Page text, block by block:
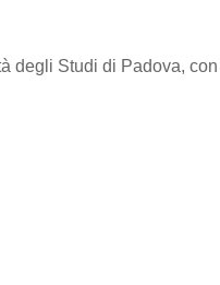
degli Studi di Padova,